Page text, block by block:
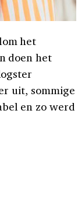
het
doen het
uit, sommige
en zo werd